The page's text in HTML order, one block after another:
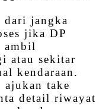
dari jangka
jika DP
ambil
atau sekitar
kendaraan.
ajukan take
detail riwayat